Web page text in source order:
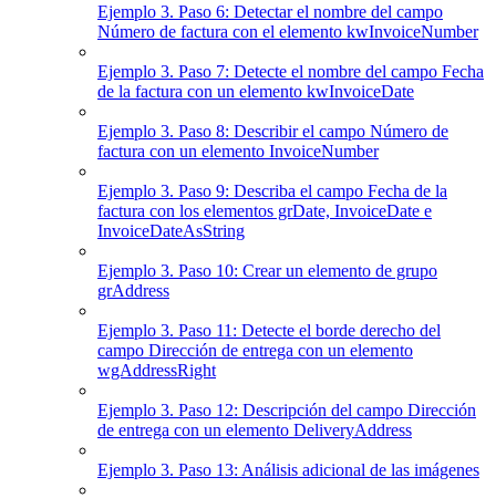
Ejemplo 3. Paso 6: Detectar el nombre del campo
Número de factura con el elemento kwInvoiceNumber
Ejemplo 3. Paso 7: Detecte el nombre del campo Fecha
de la factura con un elemento kwInvoiceDate
Ejemplo 3. Paso 8: Describir el campo Número de
factura con un elemento InvoiceNumber
Ejemplo 3. Paso 9: Describa el campo Fecha de la
factura con los elementos grDate, InvoiceDate e
InvoiceDateAsString
Ejemplo 3. Paso 10: Crear un elemento de grupo
grAddress
Ejemplo 3. Paso 11: Detecte el borde derecho del
campo Dirección de entrega con un elemento
wgAddressRight
Ejemplo 3. Paso 12: Descripción del campo Dirección
de entrega con un elemento DeliveryAddress
Ejemplo 3. Paso 13: Análisis adicional de las imágenes